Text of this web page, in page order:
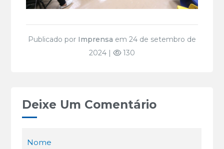
Publicado por Imprensa em 24 de setembro de
2024 |
130
Deixe Um Comentário